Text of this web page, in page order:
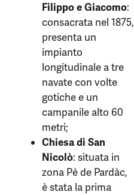
Filippo e Giacomo:
consacrata nel 1875,
presenta un
impianto
longitudinale a tre
navate con volte
gotiche e un
campanile alto 60
metri;
Chiesa di San
Nicolò: situata in
zona Pè de Pardàc,
è stata la prima